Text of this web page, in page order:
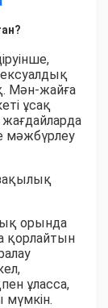
Мән-жайға
ұсақ
мәжбүрлеу
орында
қорлайтын
ұласса,
мүмкін.